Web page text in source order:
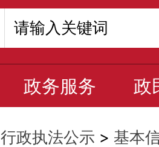
政务服务 政
行政执法公示 > 基本